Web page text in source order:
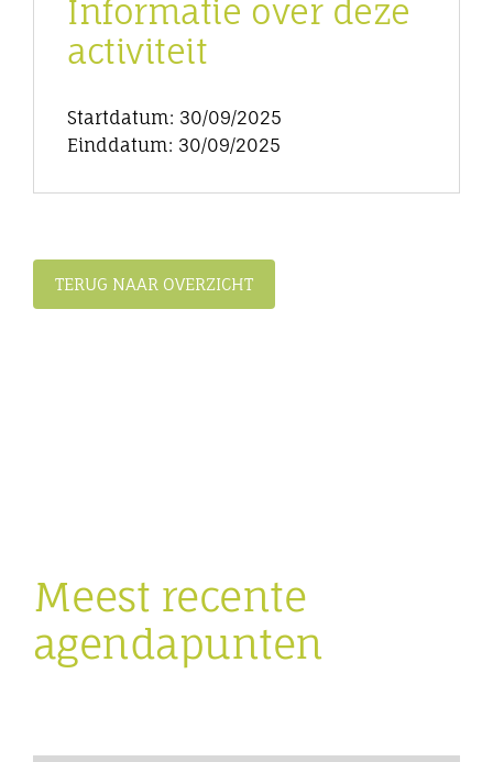
Informatie over deze
activiteit
Startdatum: 30/09/2025
Einddatum: 30/09/2025
TERUG NAAR OVERZICHT
Meest recente
agendapunten